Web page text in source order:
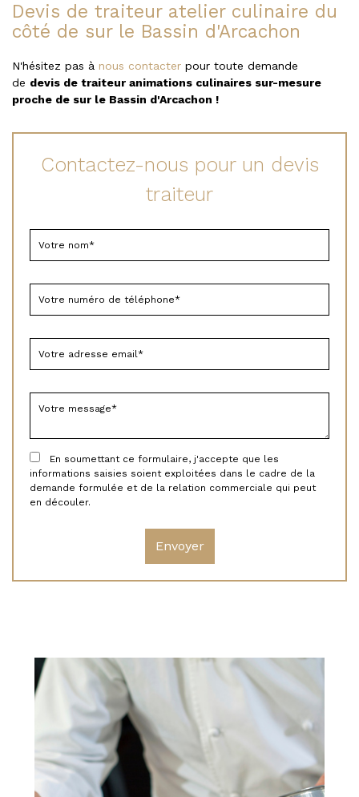
Devis de traiteur atelier culinaire du
côté de sur le Bassin d'Arcachon
N'hésitez pas à nous contacter pour toute demande
de devis de traiteur animations culinaires sur-mesure
proche de sur le Bassin d'Arcachon !
Contactez-nous pour un devis
traiteur
En soumettant ce formulaire, j'accepte que les
informations saisies soient exploitées dans le cadre de la
demande formulée et de la relation commerciale qui peut
en découler.